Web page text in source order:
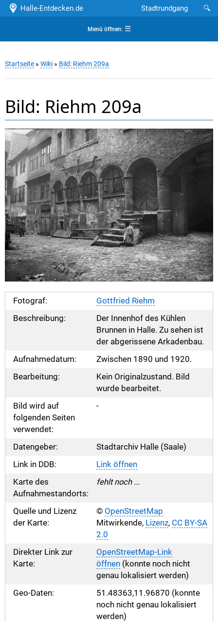
Halle-Entdecken.de 🔍
Stadtrundgang
Menü öffnen:☰
Startseite » Wiki » Bild: Riehm 209a
Bild: Riehm 209a
Fotograf:
Gottfried Riehm
Beschreibung:
Der Innenhof des Kühlen
Brunnen in Halle. Zu sehen ist
der abgerissene Arkadenbau.
Aufnahmedatum:
Zwischen 1890 und 1920.
Bearbeitung:
Kein Originalzustand. Bild
wurde bearbeitet.
Bild wird auf
folgenden Seiten
verwendet:
-
Datengeber:
Stadtarchiv Halle (Saale)
Link in DDB:
Link öffnen
Karte des
Aufnahmestandorts:
fehlt noch ...
Quelle und Lizenz
der Karte:
© OpenStreetMap
Mitwirkende, Lizenz, CC BY-SA
2.0
Direkter Link zur
Karte:
OpenStreetMap-Link
öffnen (konnte noch nicht
genau lokalisiert werden)
Geo-Daten:
51.48363,11.96870 (konnte
noch nicht genau lokalisiert
werden)